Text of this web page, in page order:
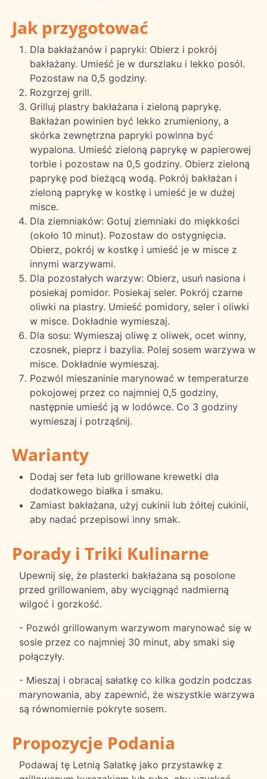
Jak przygotować
Dla bakłażanów i papryki: Obierz i pokrój
bakłażany. Umieść je w durszlaku i lekko posól.
Pozostaw na 0,5 godziny.
Rozgrzej grill.
Grilluj plastry bakłażana i zieloną paprykę.
Bakłażan powinien być lekko zrumieniony, a
skórka zewnętrzna papryki powinna być
wypalona. Umieść zieloną paprykę w papierowej
torbie i pozostaw na 0,5 godziny. Obierz zieloną
paprykę pod bieżącą wodą. Pokrój bakłażan i
zieloną paprykę w kostkę i umieść je w dużej
misce.
Dla ziemniaków: Gotuj ziemniaki do miękkości
(około 10 minut). Pozostaw do ostygnięcia.
Obierz, pokrój w kostkę i umieść je w misce z
innymi warzywami.
Dla pozostałych warzyw: Obierz, usuń nasiona i
posiekaj pomidor. Posiekaj seler. Pokrój czarne
oliwki na plastry. Umieść pomidory, seler i oliwki
w misce. Dokładnie wymieszaj.
Dla sosu: Wymieszaj oliwę z oliwek, ocet winny,
czosnek, pieprz i bazylia. Polej sosem warzywa w
misce. Dokładnie wymieszaj.
Pozwól mieszaninie marynować w temperaturze
pokojowej przez co najmniej 0,5 godziny,
następnie umieść ją w lodówce. Co 3 godziny
wymieszaj i potrząśnij.
Warianty
Dodaj ser feta lub grillowane krewetki dla
dodatkowego białka i smaku.
Zamiast bakłażana, użyj cukinii lub żółtej cukinii,
aby nadać przepisowi inny smak.
Porady i Triki Kulinarne
Upewnij się, że plasterki bakłażana są posolone
przed grillowaniem, aby wyciągnąć nadmierną
wilgoć i gorzkość.
- Pozwól grillowanym warzywom marynować się w
sosie przez co najmniej 30 minut, aby smaki się
połączyły.
- Mieszaj i obracaj sałatkę co kilka godzin podczas
marynowania, aby zapewnić, że wszystkie warzywa
są równomiernie pokryte sosem.
Propozycje Podania
Podawaj tę Letnią Sałatkę jako przystawkę z